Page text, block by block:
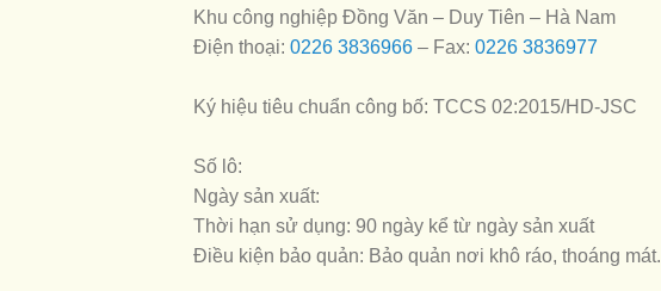
Khu công nghiệp Đồng Văn – Duy Tiên – Hà Nam
Điện thoại: 0226 3836966 – Fax: 0226 3836977
Ký hiệu tiêu chuẩn công bố: TCCS 02:2015/HD-JSC
Số lô:
Ngày sản xuất:
Thời hạn sử dụng: 90 ngày kể từ ngày sản xuất
Điều kiện bảo quản: Bảo quản nơi khô ráo, thoáng mát.